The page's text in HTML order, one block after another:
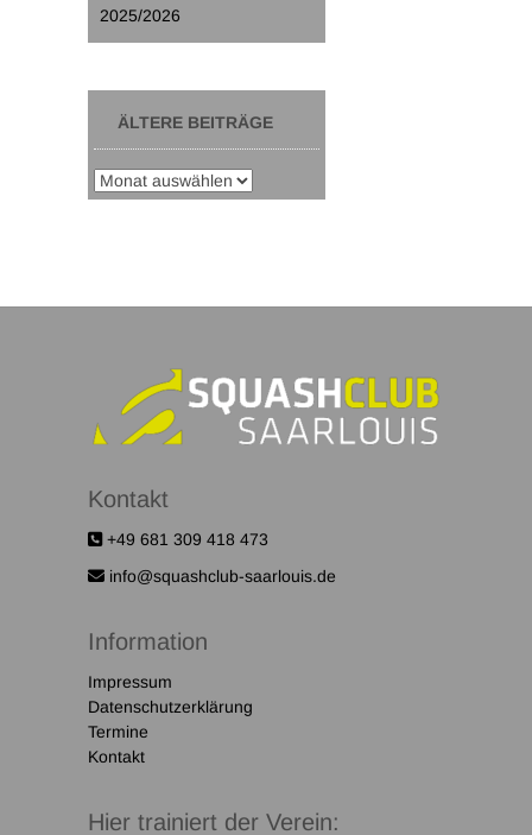
2025/2026
ÄLTERE BEITRÄGE
Kontakt
+49 681 309 418 473
info@squashclub-saarlouis.de
Information
Impressum
Datenschutzerklärung
Termine
Kontakt
Hier trainiert der Verein: